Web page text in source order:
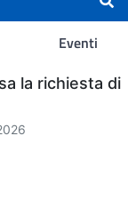
Eventi
la richiesta di